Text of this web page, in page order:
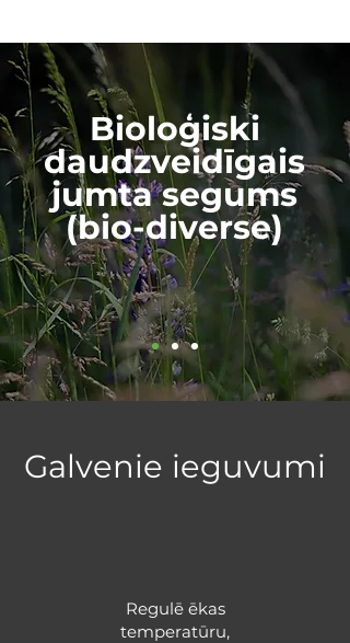
Bioloģiski
daudzveidīgais
jumta segums
(bio-diverse)
Galvenie ieguvumi
Regulē ēkas
temperatūru,